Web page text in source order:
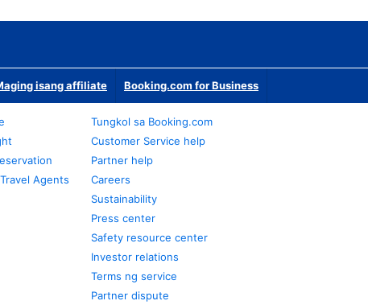
isang affiliate Booking.com for Business
Agents
Tungkol sa Booking.com
Customer Service help
Partner help
Careers
Sustainability
Press center
Safety resource center
Investor relations
Terms ng service
Partner dispute